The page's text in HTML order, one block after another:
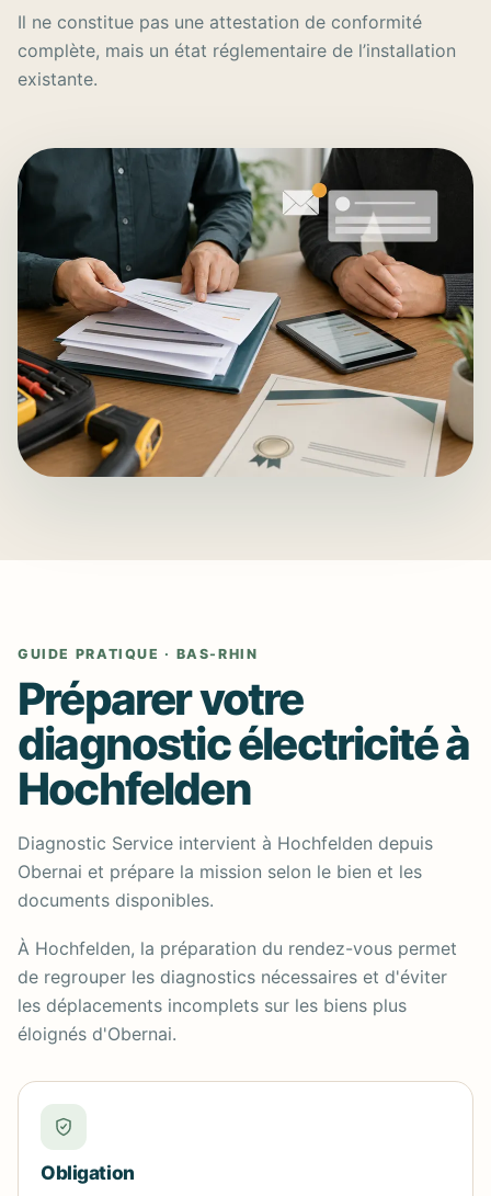
Il ne constitue pas une attestation de conformité
complète, mais un état réglementaire de l’installation
existante.
GUIDE PRATIQUE · BAS-RHIN
Préparer votre
diagnostic électricité à
Hochfelden
Diagnostic Service intervient à Hochfelden depuis
Obernai et prépare la mission selon le bien et les
documents disponibles.
À Hochfelden, la préparation du rendez-vous permet
de regrouper les diagnostics nécessaires et d'éviter
les déplacements incomplets sur les biens plus
éloignés d'Obernai.
Obligation